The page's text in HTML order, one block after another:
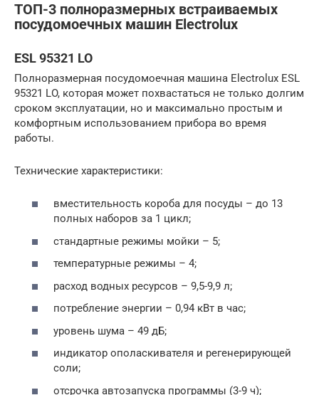
ТОП-3 полноразмерных встраиваемых
посудомоечных машин Electrolux
ESL 95321 LO
Полноразмерная посудомоечная машина Electrolux ESL
95321 LO, которая может похвастаться не только долгим
сроком эксплуатации, но и максимально простым и
комфортным использованием прибора во время
работы.
Технические характеристики:
вместительность короба для посуды – до 13
полных наборов за 1 цикл;
стандартные режимы мойки – 5;
температурные режимы – 4;
расход водных ресурсов – 9,5-9,9 л;
потребление энергии – 0,94 кВт в час;
уровень шума – 49 дБ;
индикатор ополаскивателя и регенерирующей
соли;
отсрочка автозапуска программы (3-9 ч);